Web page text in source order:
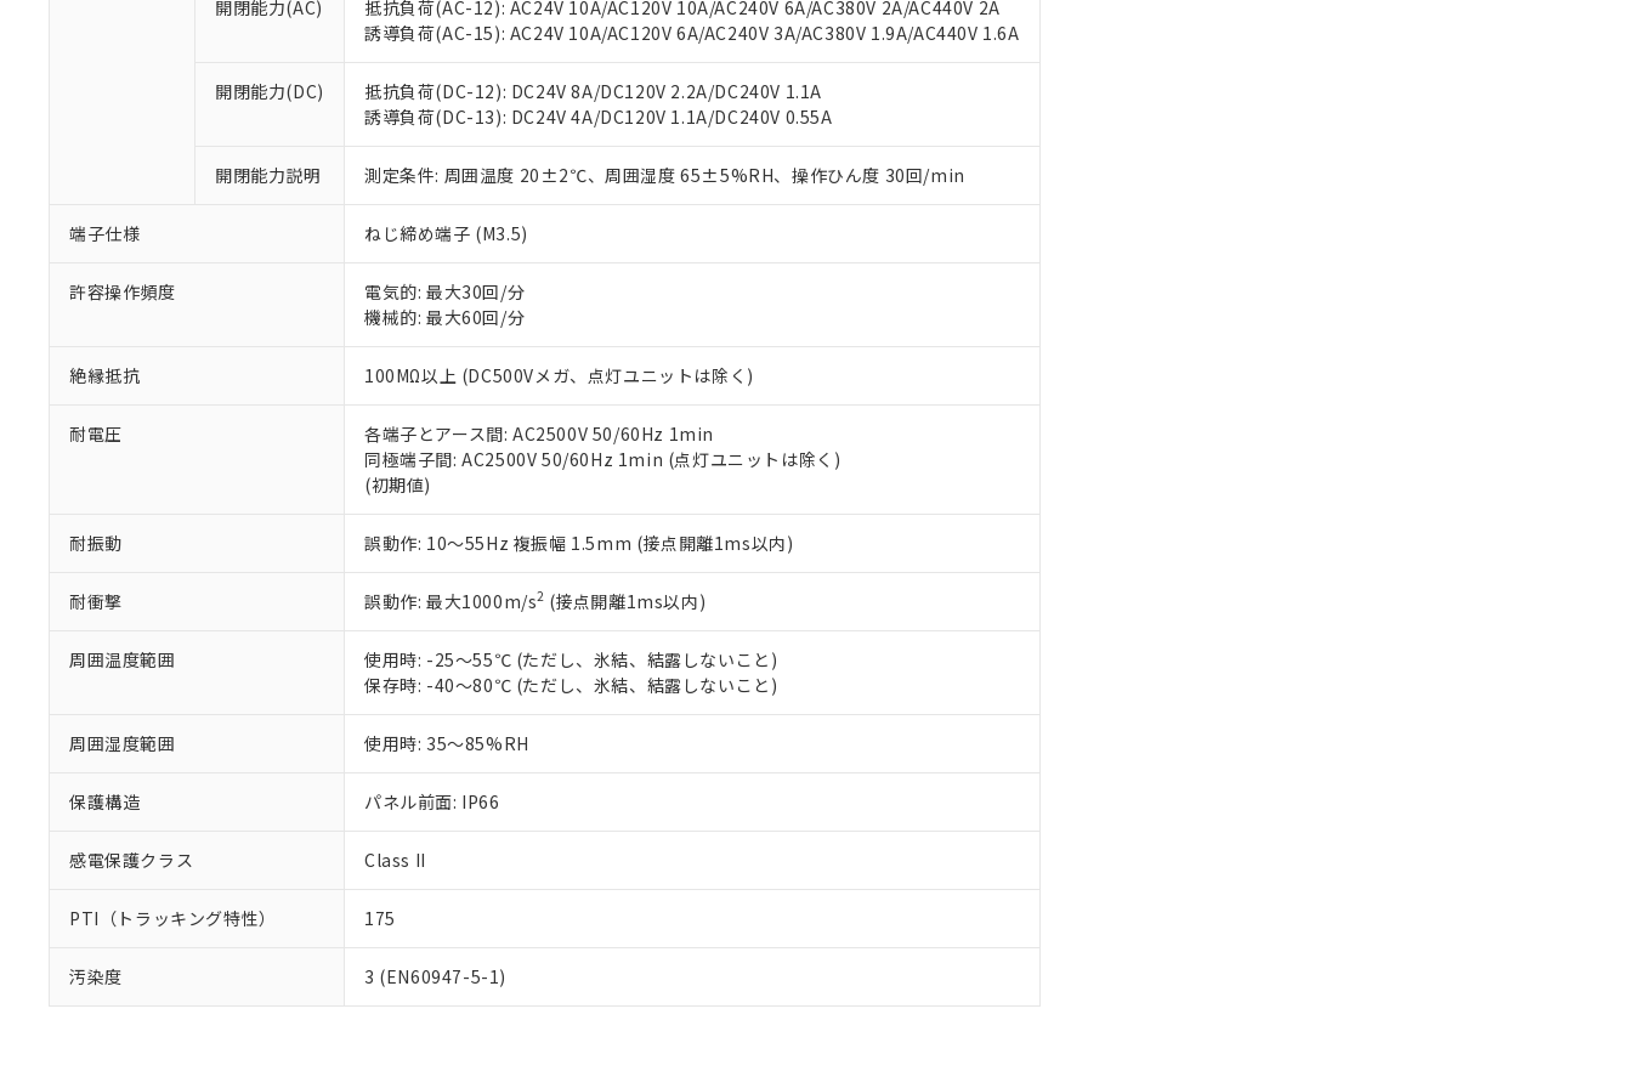
開閉能力(AC)
抵抗負荷(AC-12): AC24V 10A/AC120V 10A/AC240V 6A/AC380V 2A/AC440V 2A
誘導負荷(AC-15): AC24V 10A/AC120V 6A/AC240V 3A/AC380V 1.9A/AC440V 1.6A
開閉能力(DC)
抵抗負荷(DC-12): DC24V 8A/DC120V 2.2A/DC240V 1.1A
誘導負荷(DC-13): DC24V 4A/DC120V 1.1A/DC240V 0.55A
開閉能力説明 測定条件: 周囲温度 20±2℃、周囲湿度 65±5%RH、操作ひん度 30回/min
端子仕様 ねじ締め端子 (M3.5)
許容操作頻度
電気的: 最大30回/分
機械的: 最大60回/分
絶縁抵抗 100MΩ以上 (DC500Vメガ、点灯ユニットは除く)
耐電圧
各端子とアース間: AC2500V 50/60Hz 1min
同極端子間: AC2500V 50/60Hz 1min (点灯ユニットは除く)
(初期値)
耐振動 誤動作: 10～55Hz 複振幅 1.5mm (接点開離1ms以内)
耐衝撃 誤動作: 最大1000m/s2 (接点開離1ms以内)
周囲温度範囲
使用時: -25～55℃ (ただし、氷結、結露しないこと)
保存時: -40～80℃ (ただし、氷結、結露しないこと)
周囲湿度範囲 使用時: 35～85%RH
保護構造 パネル前面: IP66
感電保護クラス Class II
PTI（トラッキング特性） 175
汚染度 3 (EN60947-5-1)
お客様が当ウェブサイト上で当社にご登録された部品リストについて、当社および当社の共同利用者
が、当社の製品・サービスに関するお客様との取引・商談に必要な範囲で利用することをご了承くだ
さい。
※当社の共同利用者とは、"個人情報の共同利用に関して"
いる法人を指します。
※3 非含有証明書ダウンロード
下記の非含有証明書をダウンロードすることができます。
EU RoHS指令（10物質）の非含有証明書
51物質の非含有証明書（当社基準）
※本証明書は発行日時点で非含有を証明するもので、過去に遡って非含有を証明するものではありません。
また、RoHS指令のフタル酸エステル類４物質の対応では、対応完了までの期間は出荷製品に未対応品が
既に当社にて対応品への在庫切替を完了していることから、特段のことがない限り、2022年1月12日よ
り割愛しております。
「－」：未確認です。当社販売部門へお問い合わせください。
合意する キャンセル
白